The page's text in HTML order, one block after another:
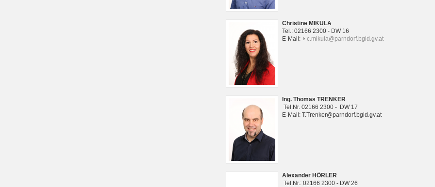
Christine MIKULA
Tel.: 02166 2300 - DW 16
E-Mail:
c.mikula@parndorf.bgld.gv.at
Ing. Thomas TRENKER
Tel.Nr. 02166 2300 - DW 17
E-Mail: T.Trenker@parndorf.bgld.gv.at
Alexander HÖRLER
Tel.Nr.: 02166 2300 - DW 26